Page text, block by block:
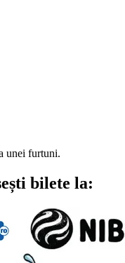
unei furtuni.
bilete la: